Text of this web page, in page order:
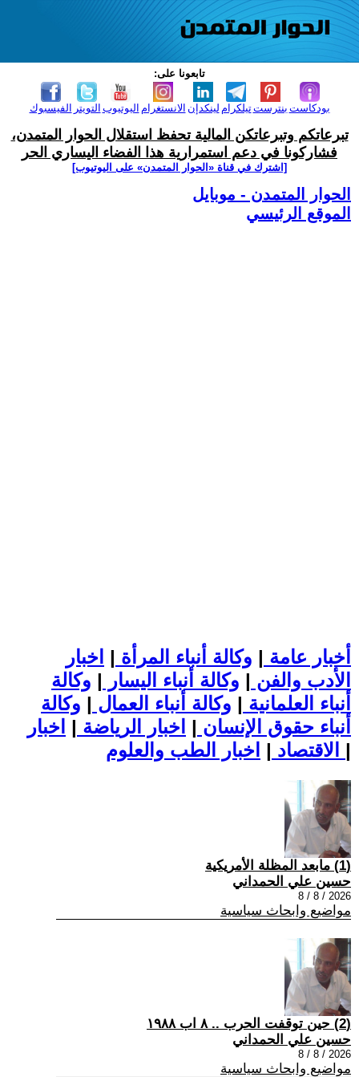
تابعونا على:
الفيسبوك التويتر اليوتيوب الانستغرام لينكدإن تيلكرامبنترست بودكاست
تبرعاتكم وتبرعاتكن المالية تحفظ استقلال الحوار المتمدن،
فشاركونا في دعم استمرارية هذا الفضاء اليساري الحر
[اشترك في قناة ‫«الحوار المتمدن» على اليوتيوب]
الحوار المتمدن - موبايل
الموقع الرئيسي
أخبار عامة | وكالة أنباء المرأة | اخبار
الأدب والفن | وكالة أنباء اليسار | وكالة
أنباء العلمانية | وكالة أنباء العمال | وكالة
أنباء حقوق الإنسان | اخبار الرياضة | اخبار
الاقتصاد | |
(1) مابعد المظلة الأمريكية
حسين علي الحمداني
2026 / 8 / 8
مواضيع وابحاث سياسية
(2) حين توقفت الحرب .. ٨ اب ١٩٨٨
حسين علي الحمداني
2026 / 8 / 8
مواضيع وابحاث سياسية